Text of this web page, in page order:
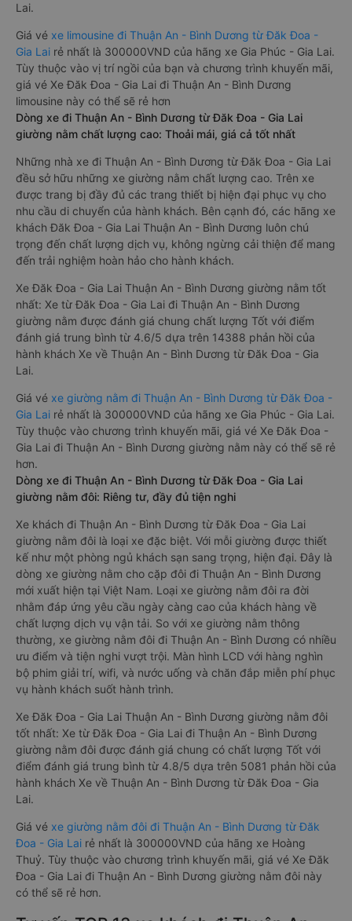
Lai.
Giá vé xe limousine đi Thuận An - Bình Dương từ Đăk Đoa -
Gia Lai rẻ nhất là 300000VND của hãng xe Gia Phúc - Gia Lai.
Tùy thuộc vào vị trí ngồi của bạn và chương trình khuyến mãi,
giá vé Xe Đăk Đoa - Gia Lai đi Thuận An - Bình Dương
limousine này có thể sẽ rẻ hơn
Dòng xe đi Thuận An - Bình Dương từ Đăk Đoa - Gia Lai
giường nằm chất lượng cao: Thoải mái, giá cả tốt nhất
Những nhà xe đi Thuận An - Bình Dương từ Đăk Đoa - Gia Lai
đều sở hữu những xe giường nằm chất lượng cao. Trên xe
được trang bị đầy đủ các trang thiết bị hiện đại phục vụ cho
nhu cầu di chuyển của hành khách. Bên cạnh đó, các hãng xe
khách Đăk Đoa - Gia Lai Thuận An - Bình Dương luôn chú
trọng đến chất lượng dịch vụ, không ngừng cải thiện để mang
đến trải nghiệm hoàn hảo cho hành khách.
Xe Đăk Đoa - Gia Lai Thuận An - Bình Dương giường nằm tốt
nhất: Xe từ Đăk Đoa - Gia Lai đi Thuận An - Bình Dương
giường nằm được đánh giá chung chất lượng Tốt với điểm
đánh giá trung bình từ 4.6/5 dựa trên 14388 phản hồi của
hành khách Xe về Thuận An - Bình Dương từ Đăk Đoa - Gia
Lai.
Giá vé xe giường nằm đi Thuận An - Bình Dương từ Đăk Đoa -
Gia Lai rẻ nhất là 300000VND của hãng xe Gia Phúc - Gia Lai.
Tùy thuộc vào chương trình khuyến mãi, giá vé Xe Đăk Đoa -
Gia Lai đi Thuận An - Bình Dương giường nằm này có thể sẽ rẻ
hơn.
Dòng xe đi Thuận An - Bình Dương từ Đăk Đoa - Gia Lai
giường nằm đôi: Riêng tư, đầy đủ tiện nghi
Xe khách đi Thuận An - Bình Dương từ Đăk Đoa - Gia Lai
giường nằm đôi là loại xe đặc biệt. Với mỗi giường được thiết
kế như một phòng ngủ khách sạn sang trọng, hiện đại. Đây là
dòng xe giường nằm cho cặp đôi đi Thuận An - Bình Dương
mới xuất hiện tại Việt Nam. Loại xe giường nằm đôi ra đời
nhằm đáp ứng yêu cầu ngày càng cao của khách hàng về
chất lượng dịch vụ vận tải. So với xe giường nằm thông
thường, xe giường nằm đôi đi Thuận An - Bình Dương có nhiều
ưu điểm và tiện nghi vượt trội. Màn hình LCD với hàng nghìn
bộ phim giải trí, wifi, và nước uống và chăn đắp miễn phí phục
vụ hành khách suốt hành trình.
Xe Đăk Đoa - Gia Lai Thuận An - Bình Dương giường nằm đôi
tốt nhất: Xe từ Đăk Đoa - Gia Lai đi Thuận An - Bình Dương
giường nằm đôi được đánh giá chung có chất lượng Tốt với
điểm đánh giá trung bình từ 4.8/5 dựa trên 5081 phản hồi của
hành khách Xe về Thuận An - Bình Dương từ Đăk Đoa - Gia
Lai.
Giá vé xe giường nằm đôi đi Thuận An - Bình Dương từ Đăk
Đoa - Gia Lai rẻ nhất là 300000VND của hãng xe Hoàng
Thuỷ. Tùy thuộc vào chương trình khuyến mãi, giá vé Xe Đăk
Đoa - Gia Lai đi Thuận An - Bình Dương giường nằm đôi này
có thể sẽ rẻ hơn.